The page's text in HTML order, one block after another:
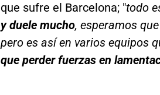
que sufre el Barcelona; "todo
y duele mucho, esperamos
pero es así en varios equipos
que perder fuerzas en